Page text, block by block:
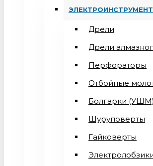
Дрели
Дрели
Перфораторы
Отбойные
Болгарки (УШМ)
Шуруповерты
Гайковерты